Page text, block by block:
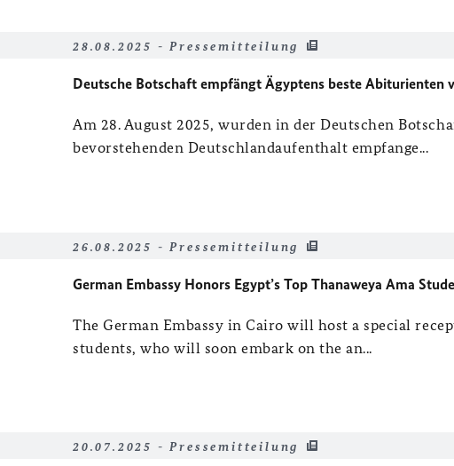
28.08.2025 - Pressemitteilung
Deutsche Botschaft empfängt Ägyptens beste Abiturienten
Am 28. August 2025, wurden in der Deutschen
bevorstehenden Deutschlandaufenthalt empfange...
26.08.2025 - Pressemitteilung
German Embassy Honors Egypt’s Top Thanaweya Ama
The German Embassy in Cairo will host a special
students, who will soon embark on the an...
20.07.2025 - Pressemitteilung